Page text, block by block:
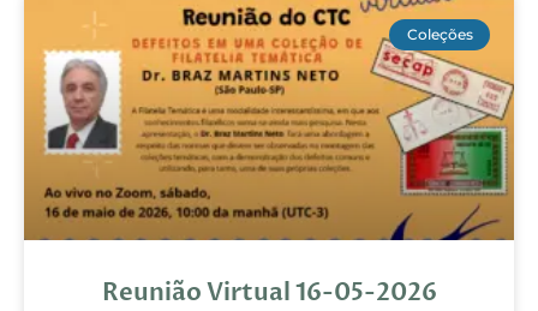
Coleções
Reunião Virtual 16-05-2026